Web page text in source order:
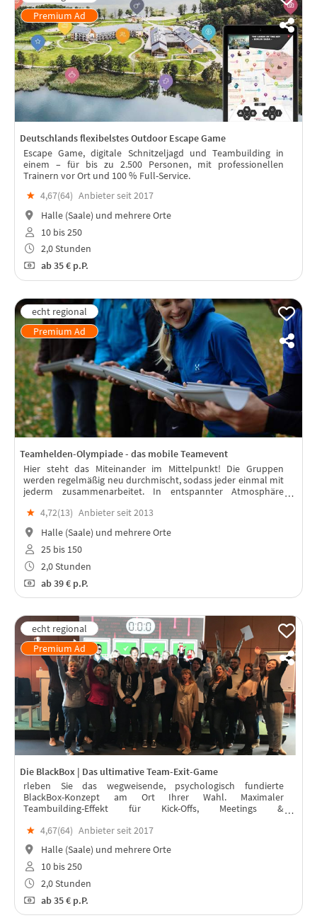
Deutschlands flexibelstes Outdoor Escape Game
Escape Game, digitale Schnitzeljagd und Teambuilding in
einem – für bis zu 2.500 Personen, mit professionellen
Trainern vor Ort und 100 % Full-Service.
★ 4,67(64) Anbieter seit 2017
Halle (Saale) und mehrere Orte
10 bis 250
2,0 Stunden
ab35 € p.P.
Teamhelden-Olympiade - das mobile Teamevent
Hier steht das Miteinander im Mittelpunkt! Die Gruppen
werden regelmäßig neu durchmischt, sodass jeder einmal mit
jederm zusammenarbeitet. In entspannter Atmosphäre
Teamaufgaben gemeistert.
★ 4,72(13) Anbieter seit 2013
Halle (Saale) und mehrere Orte
25 bis 150
2,0 Stunden
ab39 € p.P.
Die BlackBox | Das ultimative Team-Exit-Game
rleben Sie das wegweisende, psychologisch fundierte
BlackBox-Konzept am Ort Ihrer Wahl. Maximaler
Teambuilding-Effekt für Kick-Offs, Meetings &
vor Ort. für 10 bis 250 Personen.
★ 4,67(64) Anbieter seit 2017
Halle (Saale) und mehrere Orte
10 bis 250
2,0 Stunden
ab35 € p.P.